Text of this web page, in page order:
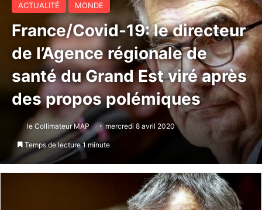
ACTUALITÉ MONDE
France/Covid-19: le directeur
de l’Agence régionale de
santé du Grand Est viré après
des propos polémiques
le Collimateur MAP mercredi 8 avril 2020
Temps de lecture 1 minute